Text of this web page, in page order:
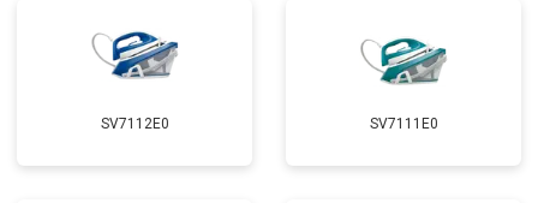
SV7112E0 SV7111E0